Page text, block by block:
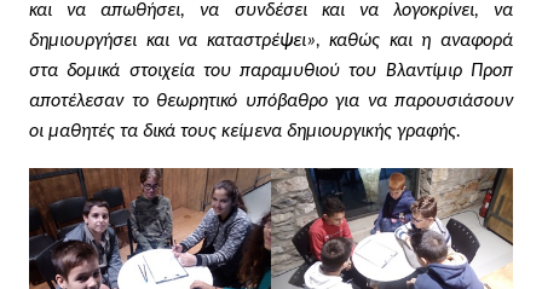
και να απωθήσει, να συνδέσει και να λογοκρίνει, να
δημιουργήσει και να καταστρέψει», καθώς και η αναφορά
στα δομικά στοιχεία του παραμυθιού του Βλαντίμιρ Προπ
αποτέλεσαν το θεωρητικό υπόβαθρο για να παρουσιάσουν
οι μαθητές τα δικά τους κείμενα δημιουργικής γραφής.